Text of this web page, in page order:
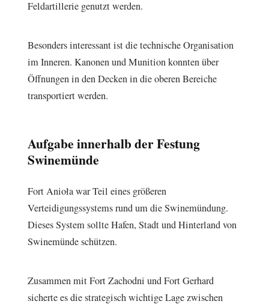
Feldartillerie genutzt werden.
Besonders interessant ist die technische Organisation
im Inneren. Kanonen und Munition konnten über
Öffnungen in den Decken in die oberen Bereiche
transportiert werden.
Aufgabe innerhalb der Festung
Swinemünde
Fort Anioła war Teil eines größeren
Verteidigungssystems rund um die Swinemündung.
Dieses System sollte Hafen, Stadt und Hinterland von
Swinemünde schützen.
Zusammen mit Fort Zachodni und Fort Gerhard
sicherte es die strategisch wichtige Lage zwischen